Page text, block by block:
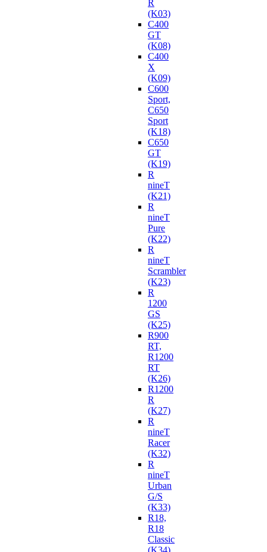
R
(K03)
C400
GT
(K08)
C400
X
(K09)
C600
Sport,
C650
Sport
(K18)
C650
GT
(K19)
R
nineT
(K21)
R
nineT
Pure
(K22)
R
nineT
Scrambler
(K23)
R
1200
GS
(K25)
R900
RT,
R1200
RT
(K26)
R1200
R
(K27)
R
nineT
Racer
(K32)
R
nineT
Urban
G/S
(K33)
R18,
R18
Classic
(K34)